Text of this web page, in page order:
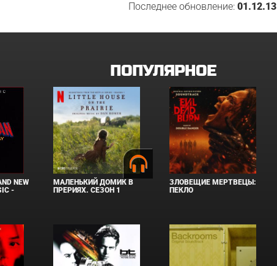
Последнее обновление: 01.12.13
ПОПУЛЯРНОЕ
NEW
-
МАЛЕНЬКИЙ ДОМИК В
ПРЕРИЯХ. СЕЗОН 1
ЗЛОВЕЩИЕ МЕРТВЕЦЫ:
ПЕКЛО